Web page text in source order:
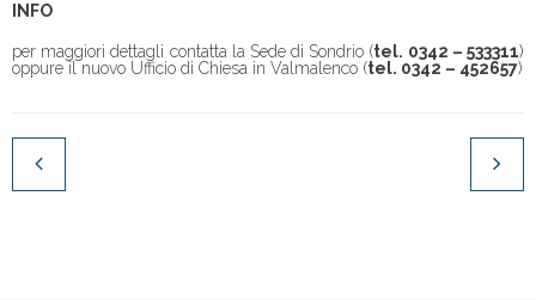
INFO
per maggiori dettagli contatta la Sede di Sondrio (tel. 0342 – 533311)
oppure il nuovo Ufficio di Chiesa in Valmalenco (tel. 0342 – 452657)